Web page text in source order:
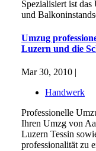
Spezialisiert ist
und
Umzug
Luzern und die
Mar 30, 2010 |
Handwerk
Professionelle
Ihren Umzg von
Luzern Tessin
professionalität zu